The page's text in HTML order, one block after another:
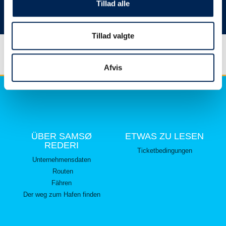
Tillad alle
Tillad valgte
Afvis
Vielen Dank für Ihr Verständnis.
ÜBER SAMSØ
REDERI
Unternehmensdaten
Routen
Fähren
Der weg zum Hafen finden
ETWAS ZU LESEN
Ticketbedingungen